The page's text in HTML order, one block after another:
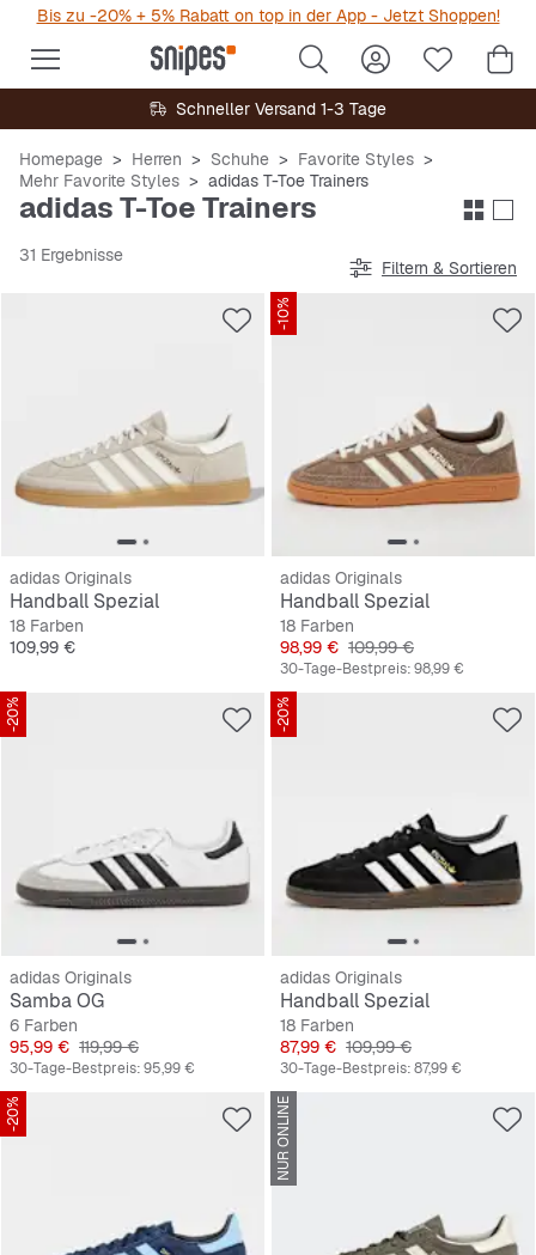
Bis zu -20% + 5% Rabatt on top in der App - Jetzt Shoppen!
Schneller Versand 1-3 Tage
Homepage Herren Schuhe
Favorite Styles
Mehr Favorite Styles
adidas T-Toe Trainers
adidas T-Toe Trainers
31 Ergebnisse
Filtern & Sortieren
adidas Originals
Handball Spezial
18 Farben
Preis
109,99 €
-10%
adidas Originals
Handball Spezial
18 Farben
Preis
98,99 € Originalpreis
109,99 €
30-Tage-Bestpreis:98,99 €
-20%
adidas Originals
Samba OG
6 Farben
Preis
95,99 € Originalpreis
119,99 €
30-Tage-Bestpreis:95,99 €
-20%
adidas Originals
Handball Spezial
18 Farben
Preis
87,99 € Originalpreis
109,99 €
30-Tage-Bestpreis:87,99 €
-20% NUR ONLINE